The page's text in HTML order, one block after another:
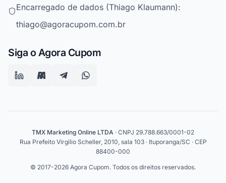
Encarregado de dados (Thiago Klaumann):
thiago@agoracupom.com.br
Siga o Agora Cupom
TMX Marketing Online LTDA · CNPJ 29.788.663/0001-02
Rua Prefeito Virgilio Scheller, 2010, sala 103 · Ituporanga/SC · CEP
88400-000
© 2017-2026 Agora Cupom. Todos os direitos reservados.